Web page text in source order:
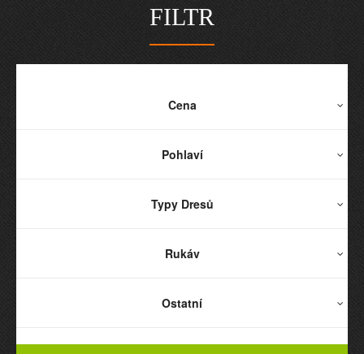
FILTR
Cena
Pohlaví
Typy Dresů
Rukáv
Ostatní